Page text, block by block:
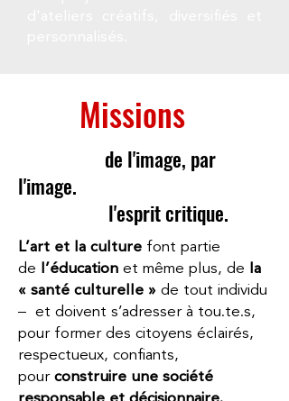
Missions
de l'image, par
l'image.
l'esprit critique.
L’art et la culture font partie
de
l’éducation et même plus, de
la
« santé culturelle » de tout individu
– et doivent s’adresser à tou.te.s,
pour former des citoyens éclairés,
respectueux, confiants,
pour construire une société